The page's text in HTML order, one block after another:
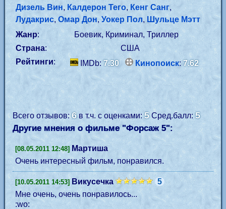
Дизель Вин, Калдерон Тего, Кенг Санг,
Лудакрис,Омар Дон, Уокер Пол, Шульце Мэтт
Жанр:
Боевик, Криминал, Триллер
Страна:
США
Рейтинги: IMDb:7.30 Кинопоиск:7.62
Всего отзывов:6в т.ч. с оценками: 5Сред.балл: 5
Другие мнения о фильме "Форсаж 5":
[08.05.2011 12:48] Мартиша
Очень интересный фильм, понравился.
[10.05.2011 14:53] Викусечка
5
Мне очень, очень понравилось...
:wo: